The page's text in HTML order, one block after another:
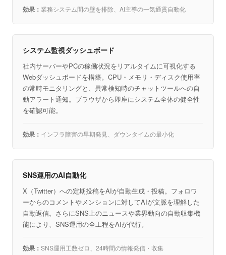
業務システム間の壁を排除、AI主導の一気通貫自動化
システム監視ダッシュボード
社内サーバーやPCの稼働状況をリアルタイムに可視化する
Webダッシュボードを構築。CPU・メモリ・ディスク使用率
の常時モニタリングと、異常検知時のチャットツールへの自
動アラート通知。ブラウザから即座にシステム全体の健全性
を確認可能。
インフラ障害の早期発見、ダウンタイムの最小化
SNS運用のAI自動化
X（Twitter）への定期投稿をAIが自動生成・投稿。フォロワ
ーからのコメントやメンションに対してAIが文脈を理解した
自動返信。さらにSNS上のニュースや業界動向の自動収集機
能により、SNS運用の全工程をAIが代行。
SNS運用工数ゼロ、24時間の情報発信・収集